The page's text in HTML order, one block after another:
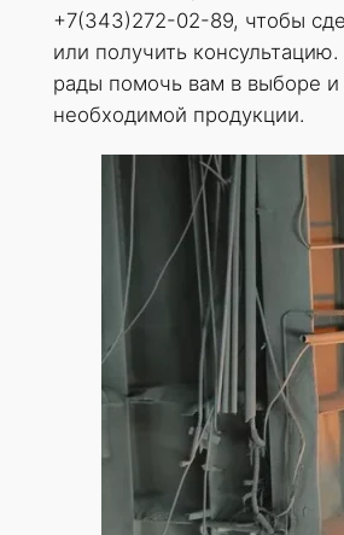
+7(343)272-02-89, чтобы
или получить
рады помочь вам в выборе и
необходимой продукции.